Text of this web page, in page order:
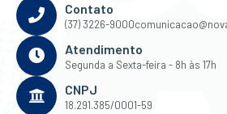
Contato
(37) 3226-9000
Atendimento
Segunda a Sexta-feira - 8h às 17h
CNPJ
18.291.385/0001-59